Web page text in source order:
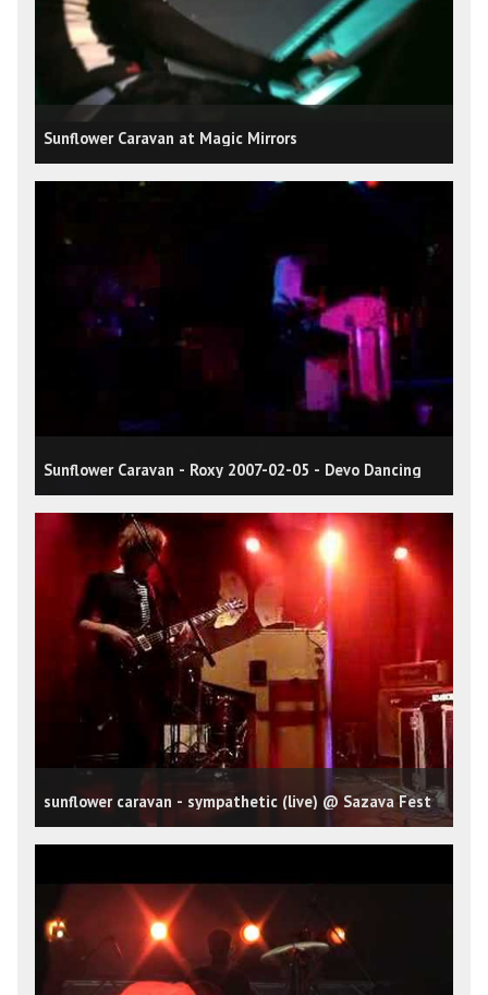
Sunflower Caravan at Magic Mirrors
Sunflower Caravan - Roxy 2007-02-05 - Devo Dancing
sunflower caravan - sympathetic (live) @ Sazava Fest